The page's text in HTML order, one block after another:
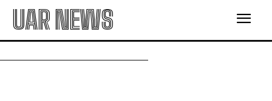
UAR NEWS